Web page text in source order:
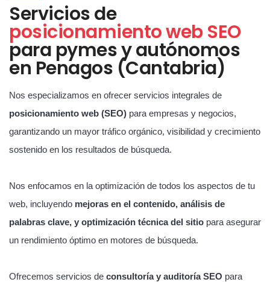
Servicios de
posicionamiento web SEO
para pymes y autónomos
en Penagos (Cantabria)
Nos especializamos en ofrecer servicios integrales de
posicionamiento web (SEO) para empresas y negocios,
garantizando un mayor tráfico orgánico, visibilidad y crecimiento
sostenido en los resultados de búsqueda.
Nos enfocamos en la optimización de todos los aspectos de tu
web, incluyendo mejoras en el contenido, análisis de
palabras clave, y optimización técnica del sitio para asegurar
un rendimiento óptimo en motores de búsqueda.
Ofrecemos servicios de consultoría y auditoría SEO para